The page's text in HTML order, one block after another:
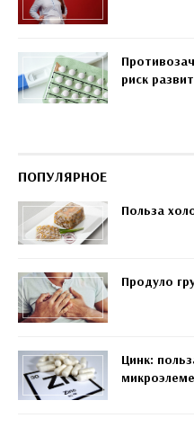
риск
ПОПУЛЯРНОЕ
Польза
Продуло
Цинк: